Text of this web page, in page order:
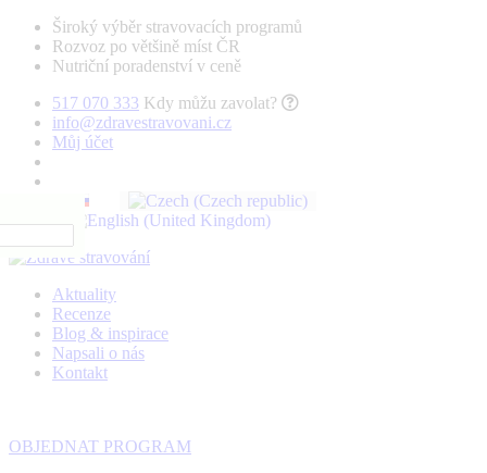
Široký výběr stravovacích programů
Rozvoz po většině míst ČR
Nutriční poradenství v ceně
517 070 333 Kdy můžu zavolat?
info@zdravestravovani.cz
Můj účet
Aktuality
Recenze
Blog & inspirace
Napsali o nás
Kontakt
OBJEDNAT PROGRAM